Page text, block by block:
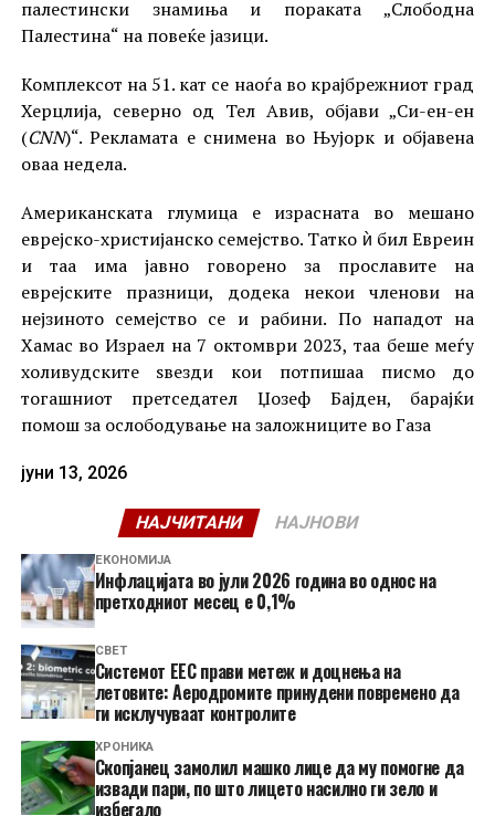
палестински знамиња и пораката „Слободна
Палестина“ на повеќе јазици.
Комплексот на 51. кат се наоѓа во крајбрежниот град
Херцлија, северно од Тел Авив, објави „Си-ен-ен
(CNN)“. Рекламата е снимена во Њујорк и објавена
оваа недела.
Американската глумица е израсната во мешано
еврејско-христијанско семејство. Татко ѝ бил Евреин
и таа има јавно говорено за прославите на
еврејските празници, додека некои членови на
нејзиното семејство се и рабини. По нападот на
Хамас во Израел на 7 октомври 2023, таа беше меѓу
холивудските ѕвезди кои потпишаа писмо до
тогашниот претседател Џозеф Бајден, барајќи
помош за ослободување на заложниците во Газа
јуни 13, 2026
НАЈЧИТАНИ НАЈНОВИ
ЕКОНОМИЈА
Инфлацијата во јули 2026 година во однос на
претходниот месец е 0,1%
СВЕТ
Системот ЕЕС прави метеж и доцнења на
летовите: Аеродромите принудени повремено да
ги исклучуваат контролите
ХРОНИКА
Скопјанец замолил машко лице да му помогне да
извади пари, по што лицето насилно ги зело и
избегало